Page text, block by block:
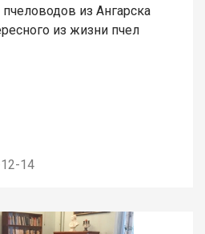
из Ангарска
из жизни пчел
14